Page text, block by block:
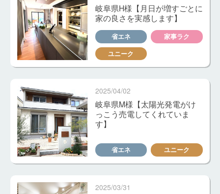
岐阜県H様【月日が増すごとに
家の良さを実感します】
省エネ
家事ラク
ユニーク
2025/04/02
岐阜県M様【太陽光発電がけ
っこう売電してくれていま
す】
省エネ ユニーク
2025/03/31